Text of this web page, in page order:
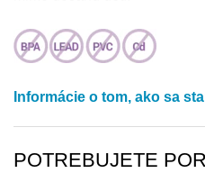
Informácie o tom, ako sa
POTREBUJETE